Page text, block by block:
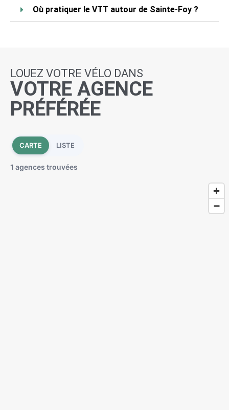
Où pratiquer le VTT autour de Sainte-Foy ?
LOUEZ VOTRE VÉLO DANS
VOTRE AGENCE
PRÉFÉRÉE
CARTE LISTE
1 agences trouvées